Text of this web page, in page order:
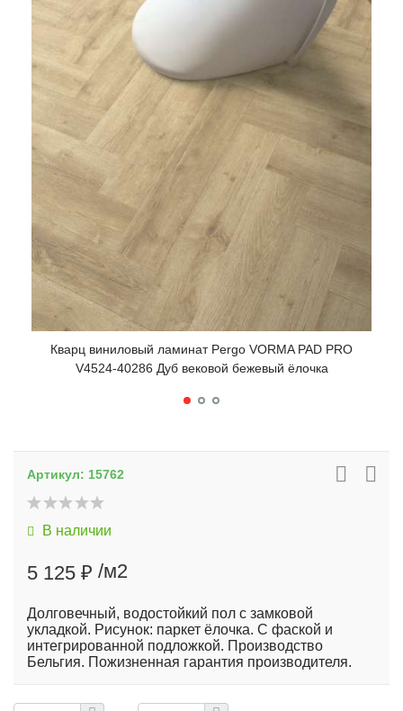
Кварц виниловый ламинат Pergo VORMA PAD PRO
V4524-40286 Дуб вековой бежевый ёлочка
Артикул: 15762
В наличии
5 125 ₽ /м2
Долговечный, водостойкий пол с замковой
укладкой. Рисунок: паркет ёлочка. С фаской и
интегрированной подложкой. Производство
Бельгия. Пожизненная гарантия производителя.